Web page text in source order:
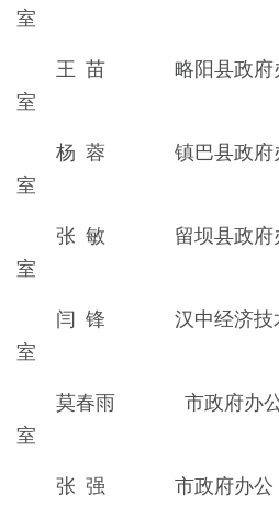
王 苗 略阳县政府
杨 蓉 镇巴县政府
张 敏 留坝县政府
闫 锋 汉中经济技术
室
莫春雨 市政府办
张 强 市政府办公